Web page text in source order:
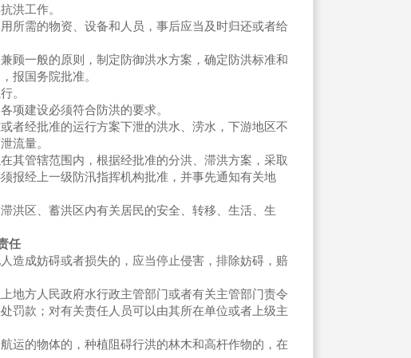
洪工作。
需的物资、设备和人员，事后应当及时归还或者给
顾一般的原则，制定防御洪水方案，确定防洪标准和
报国务院批准。
。
项建设必须符合防洪的要求。
者经批准的运行方案下泄的洪水、涝水，下游地区不
流量。
其管辖范围内，根据经批准的分洪、滞洪方案，采取
报经上一级防汛指挥机构批准，并事先通知有关地
区、蓄洪区内有关居民的安全、转移、生活、生
任
造成妨碍或者损失的，应当停止侵害，排除妨碍，赔
地方人民政府水行政主管部门或者有关主管部门责令
罚款；对有关责任人员可以由其所在单位或者上级主
的物体的，种植阻碍行洪的林木和高杆作物的，在